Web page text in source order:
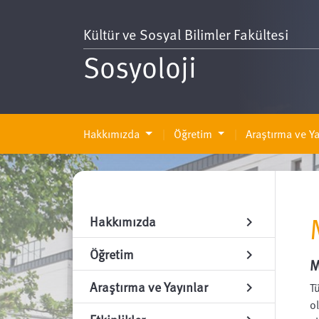
Kültür ve Sosyal Bilimler Fakültesi
Sosyoloji
Hakkımızda Öğretim Araştırma ve
Hakkımızda chevron_right
Öğretim chevron_right
Araştırma ve Yayınlar chevron_right